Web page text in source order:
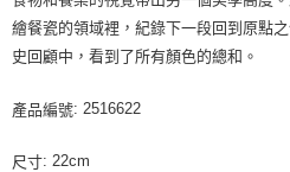
繪餐瓷的領域裡，紀錄下一段回到原點
史回顧中，看到了所有顏色的總和。
產品編號: 2516622
尺寸: 22cm